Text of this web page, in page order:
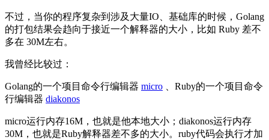
不过，当你的程序复杂到涉及大量IO、基础库的时候，Golang
的打包结果会趋向于接近一个解释器的大小，比如 Ruby 差不
多在 30M左右。
我曾经比较过：
Golang的一个项目命令行编辑器 micro 、Ruby的一个项目命令
行编辑器 diakonos
micro运行内存16M，也就是他本地大小；diakonos运行内存
30M，也就是Ruby解释器差不多的大小。ruby代码会执行才加